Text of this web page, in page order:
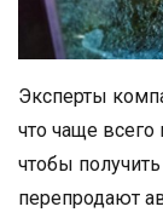
Эксперты
что чаще
чтобы
перепродают